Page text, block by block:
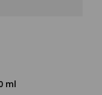
ml